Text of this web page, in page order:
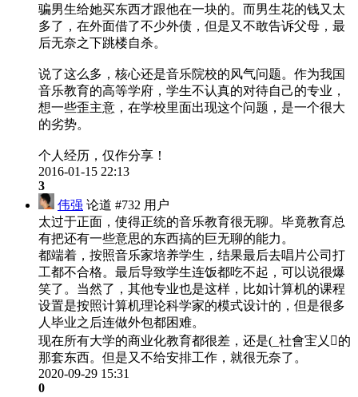
骗男生给她买东西才跟他在一块的。而男生花的钱又太
多了，在外面借了不少外债，但是又不敢告诉父母，最
后无奈之下跳楼自杀。
说了这么多，核心还是音乐院校的风气问题。作为我国
音乐教育的高等学府，学生不认真的对待自己的专业，
想一些歪主意，在学校里面出现这个问题，是一个很大
的劣势。
个人经历，仅作分享！
2016-01-15 22:13
3
伟强 论道 #732 用户
太过于正面，使得正统的音乐教育很无聊。毕竟教育总
有把还有一些意思的东西搞的巨无聊的能力。
都端着，按照音乐家培养学生，结果最后去唱片公司打
工都不合格。最后导致学生连饭都吃不起，可以说很爆
笑了。当然了，其他专业也是这样，比如计算机的课程
设置是按照计算机理论科学家的模式设计的，但是很多
人毕业之后连做外包都困难。
现在所有大学的商业化教育都很差，还是(_社會宔乂的
那套东西。但是又不给安排工作，就很无奈了。
2020-09-29 15:31
0